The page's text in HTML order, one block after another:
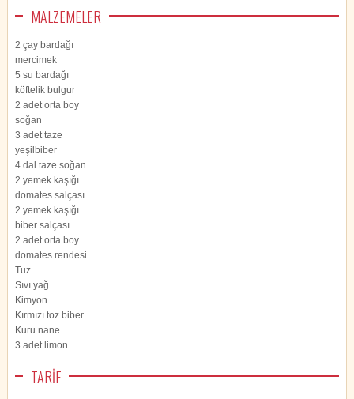
MALZEMELER
2 çay bardağı
mercimek
5 su bardağı
köftelik bulgur
2 adet orta boy
soğan
3 adet taze
yeşilbiber
4 dal taze soğan
2 yemek kaşığı
domates salçası
2 yemek kaşığı
biber salçası
2 adet orta boy
domates rendesi
Tuz
Sıvı yağ
Kimyon
Kırmızı toz biber
Kuru nane
3 adet limon
TARİF